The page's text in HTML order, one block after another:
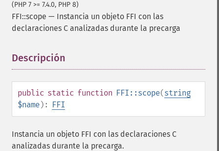
(PHP 7 >= 7.4.0, PHP 8)
FFI::scope — Instancia un objeto FFI con las
declaraciones C analizadas durante la precarga
Descripción
public static function FFI::scope(string
$name): FFI
Instancia un objeto FFI con las declaraciones C
analizadas durante la precarga.